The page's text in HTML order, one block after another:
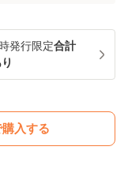
発行限定合計
入する